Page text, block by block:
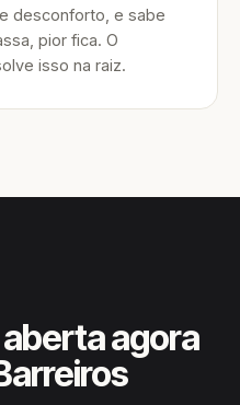
desconforto, e sabe
pior fica. O
isso na raiz.
agora